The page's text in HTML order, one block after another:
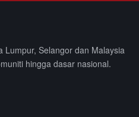
Lumpur, Selangor dan Malaysia
hingga dasar nasional.